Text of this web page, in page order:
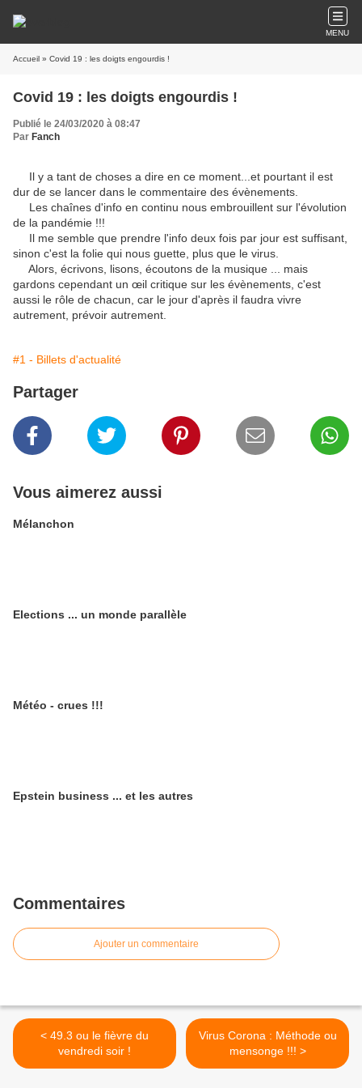
MENU
Accueil » Covid 19 : les doigts engourdis !
Covid 19 : les doigts engourdis !
Publié le 24/03/2020 à 08:47
Par Fanch
Il y a tant de choses a dire en ce moment...et pourtant il est
dur de se lancer dans le commentaire des évènements.
Les chaînes d'info en continu nous embrouillent sur l'évolution
de la pandémie !!!
Il me semble que prendre l'info deux fois par jour est suffisant,
sinon c'est la folie qui nous guette, plus que le virus.
Alors, écrivons, lisons, écoutons de la musique ... mais
gardons cependant un œil critique sur les évènements, c'est
aussi le rôle de chacun, car le jour d'après il faudra vivre
autrement, prévoir autrement.
#1 - Billets d'actualité
Partager
Vous aimerez aussi
Mélanchon
Elections ... un monde parallèle
Météo - crues !!!
Epstein business ... et les autres
Commentaires
Ajouter un commentaire
< 49.3 ou le fièvre du
vendredi soir !
Virus Corona : Méthode ou
mensonge !!! >